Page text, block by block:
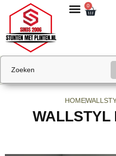
0
HOME
WALLSTYL